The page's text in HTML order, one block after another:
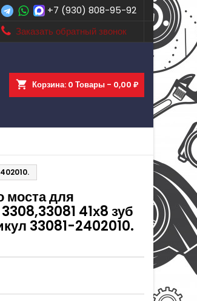
+7 (930) 808-95-92
Заказать обратный звонок
shopping_cart Корзина: 0 Товары - 0,00 ₽
моста для
41х8 зуб
33081-2402010.